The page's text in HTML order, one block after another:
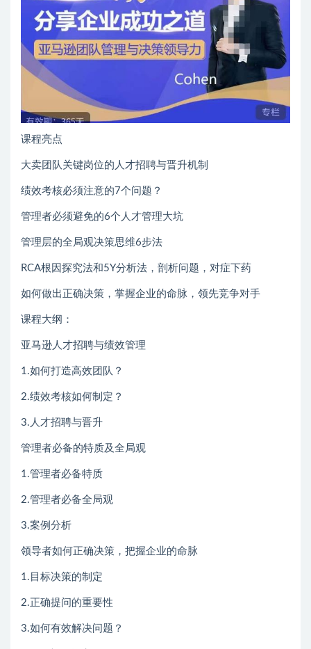
课程亮点
大卖团队关键岗位的人才招聘与晋升机制
绩效考核必须注意的7个问题？
管理者必须避免的6个人才管理大坑
管理层的全局观决策思维6步法
RCA根因探究法和5Y分析法，剖析问题，对症下药
如何做出正确决策，掌握企业的命脉，领先竞争对手
课程大纲：
亚马逊人才招聘与绩效管理
1.如何打造高效团队？
2.绩效考核如何制定？
3.人才招聘与晋升
管理者必备的特质及全局观
1.管理者必备特质
2.管理者必备全局观
3.案例分析
领导者如何正确决策，把握企业的命脉
1.目标决策的制定
2.正确提问的重要性
3.如何有效解决问题？